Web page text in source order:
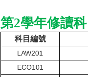
第2學年修讀
科目編號
LAW201
ECO101